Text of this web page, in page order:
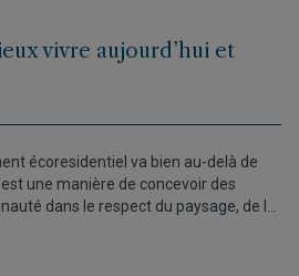
vivre aujourd’hui et
écoresidentiel va bien au-delà de
une manière de concevoir des
dans le respect du paysage, de la